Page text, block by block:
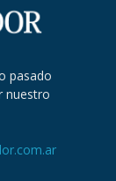
pasado
nuestro